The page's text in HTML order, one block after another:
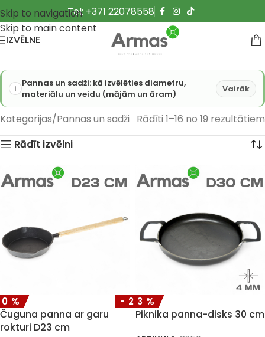
Skip to navigation
Skip to main content
Tel: +371 22078558
IZVĒLNE
Pannas un sadži: kā izvēlēties diametru,
materiālu un veidu (mājām un āram)
Vairāk
Kategorijas Pannas un sadži
Rādīti 1–16 no 19 rezultātiem
Rādīt izvēlni
Čuguna panna ar garu
rokturi D23 cm
-23%
Piknika panna-disks 30 cm